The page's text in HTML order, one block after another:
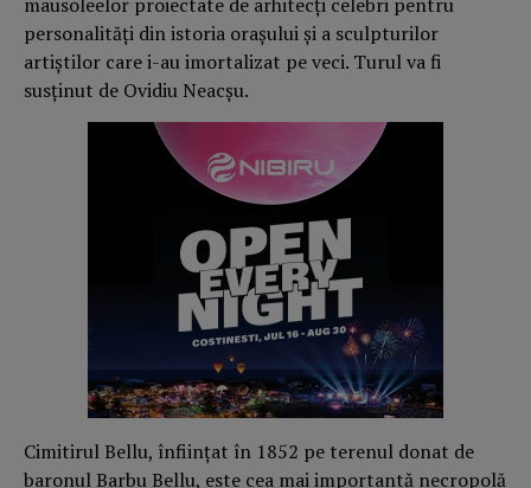
mausoleelor proiectate de arhitecţi celebri pentru
personalităţi din istoria oraşului şi a sculpturilor
artiştilor care i-au imortalizat pe veci. Turul va fi
susţinut de Ovidiu Neacşu.
Cimitirul Bellu, înfiinţat în 1852 pe terenul donat de
baronul Barbu Bellu, este cea mai importantă necropolă